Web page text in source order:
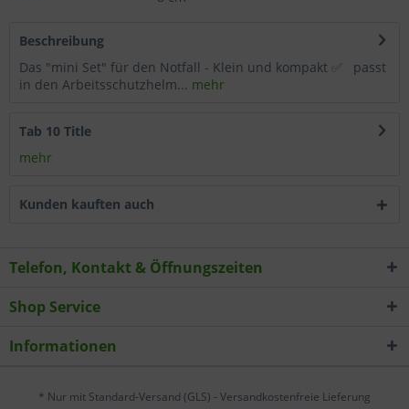
Beschreibung
Das "mini Set" für den Notfall - Klein und kompakt ✅ passt
in den Arbeitsschutzhelm... mehr
Tab 10 Title
mehr
Kunden kauften auch
Telefon, Kontakt & Öffnungszeiten
Shop Service
Informationen
* Nur mit Standard-Versand (GLS) - Versandkostenfreie Lieferung